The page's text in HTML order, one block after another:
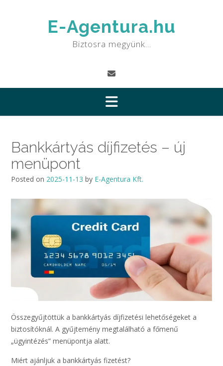
E-Agentura.hu
Biztosra megyünk…
Bankkártyás díjfizetés – új
menüpont
Posted on 2025-11-13 by E-Agentura Kft.
Összegyűjtöttük a bankkártyás díjfizetési lehetőségeket a
biztosítóknál. A gyűjtemény megtalálható a főmenű
„ügyintézés” menüpontja alatt.
Miért ajánljuk a bankkártyás fizetést?